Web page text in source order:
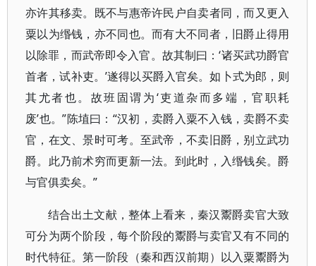
亦许其移卖。既不与惠帝许民户自卖者同，而又更入
粟以为缗钱，亦不同也。而有大不同者，旧爵止得用
以除罪，而武帝即令入官。故其制曰：‘诸买武功爵官
首者，试补吏。’遂得以买爵入官矣。如卜式为郎，则
其尤者也。故班固谓为‘吏道杂而多端，官职耗
废’也。”陈埴曰：“汉初，卖爵入粟不入钱，卖爵不卖
官，在文、景时可考。至武帝，不卖旧爵，别立武功
爵。此乃前术穷而更新一法。到此时，入缗钱矣。爵
与官俱卖矣。”
结合出土文献，整体上看来，秦汉鬻爵卖官大致
可分为两个阶段，每个阶段的鬻爵与卖官又有不同的
时代特征。第一阶段（秦和西汉前期）以入粟鬻爵为